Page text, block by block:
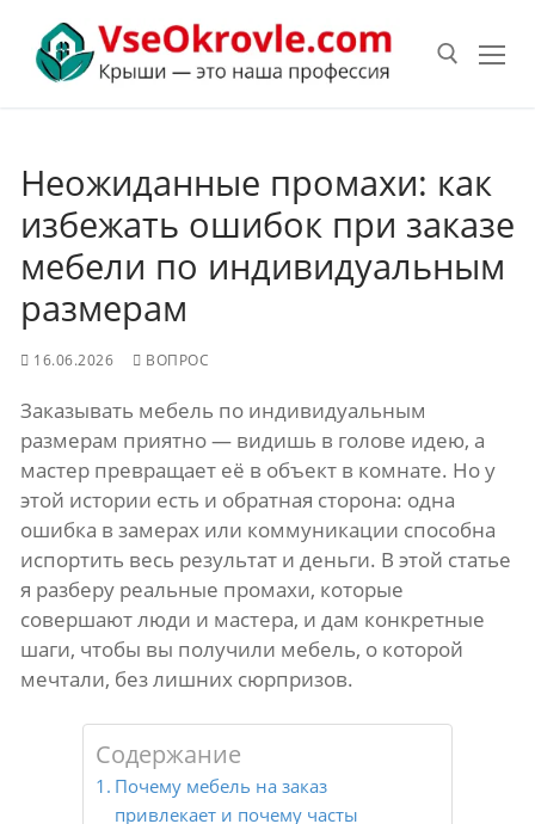
содержимому
Неожиданные промахи: как
избежать ошибок при заказе
мебели по индивидуальным
размерам
16.06.2026 ВОПРОС
Заказывать мебель по индивидуальным
размерам приятно — видишь в голове идею, а
мастер превращает её в объект в комнате. Но у
этой истории есть и обратная сторона: одна
ошибка в замерах или коммуникации способна
испортить весь результат и деньги. В этой статье
я разберу реальные промахи, которые
совершают люди и мастера, и дам конкретные
шаги, чтобы вы получили мебель, о которой
мечтали, без лишних сюрпризов.
Содержание
Почему мебель на заказ
привлекает и почему часты